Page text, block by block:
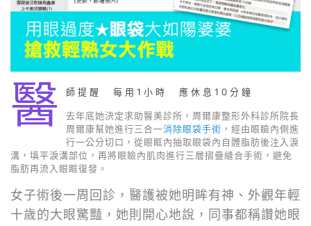
醫 師提醒 每用1小時 應休息10分鐘
去年底她決定求助醫美診所，周爾康整形外科診所院長
周爾康幫她進行三合一消除眼袋手術 ，經由眼瞼內側進
行一公分切口，從眼眶內抽取眼袋內自體脂肪後注入淚
溝，填平淚溝部位，再將眼瞼內肌肉進行三層摺疊縫合手術，避免
脂肪再流入眼眶復發。
女子術後一周回診，醫護被她明眸有神、外觀年輕
十歲的大眼驚豔，她則開心地說，同事都稱讚她眼